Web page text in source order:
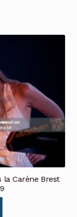
la Carène Brest